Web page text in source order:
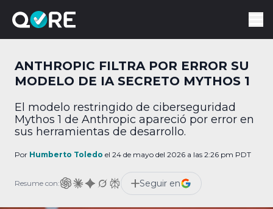
ANTHROPIC FILTRA POR ERROR SU
MODELO DE IA SECRETO MYTHOS 1
El modelo restringido de ciberseguridad
Mythos 1 de Anthropic apareció por error en
sus herramientas de desarrollo.
Por Humberto Toledo el 24 de mayo del 2026 a las 2:26 pm PDT
Resume con: Seguir en